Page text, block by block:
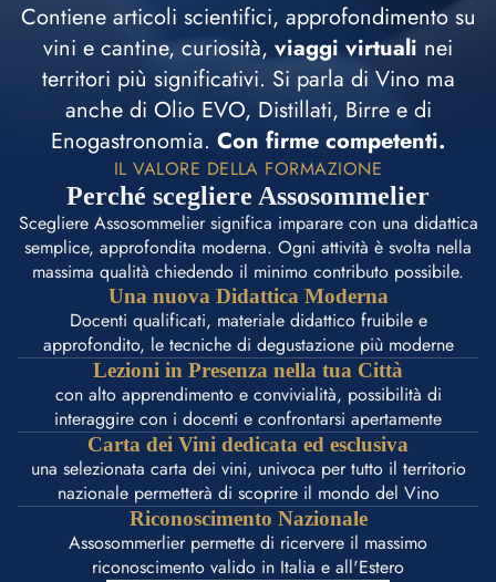
Contiene articoli scientifici, approfondimento su
vini e cantine, curiosità, viaggi virtuali nei
territori più significativi. Si parla di Vino ma
anche di Olio EVO, Distillati, Birre e di
Enogastronomia. Con firme competenti.
IL VALORE DELLA FORMAZIONE
Perché scegliere Assosommelier
Scegliere Assosommelier significa imparare con una didattica
semplice, approfondita moderna. Ogni attività è svolta nella
massima qualità chiedendo il minimo contributo possibile.
Una nuova Didattica Moderna
Docenti qualificati, materiale didattico fruibile e
approfondito, le tecniche di degustazione più moderne
Lezioni in Presenza nella tua Città
con alto apprendimento e convivialità, possibilità di
interaggire con i docenti e confrontarsi apertamente
Carta dei Vini dedicata ed esclusiva
una selezionata carta dei vini, univoca per tutto il territorio
nazionale permetterà di scoprire il mondo del Vino
Riconoscimento Nazionale
Assosommerlier permette di ricervere il massimo
riconoscimento valido in Italia e all'Estero